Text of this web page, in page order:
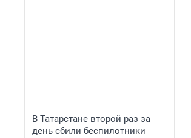
В Татарстане второй раз за
день сбили беспилотники